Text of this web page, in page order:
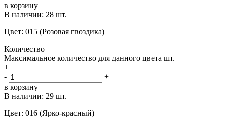
в корзину
В наличии: 28 шт.
Цвет: 015 (Розовая гвоздика)
Количество
Максимальное количество для данного цвета шт.
+
-
+
в корзину
В наличии: 29 шт.
Цвет: 016 (Ярко-красный)